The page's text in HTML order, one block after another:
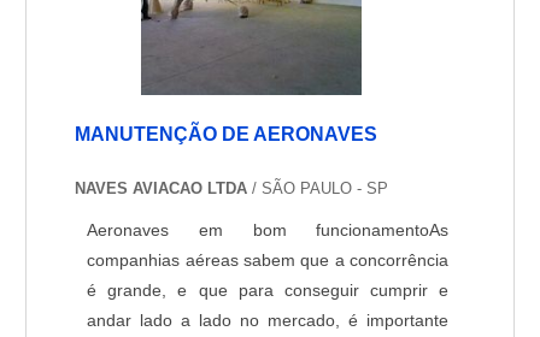
MANUTENÇÃO DE AERONAVES
NAVES AVIACAO LTDA / SÃO PAULO - SP
Aeronaves em bom funcionamentoAs
companhias aéreas sabem que a concorrência
é grande, e que para conseguir cumprir e
andar lado a lado no mercado, é importante